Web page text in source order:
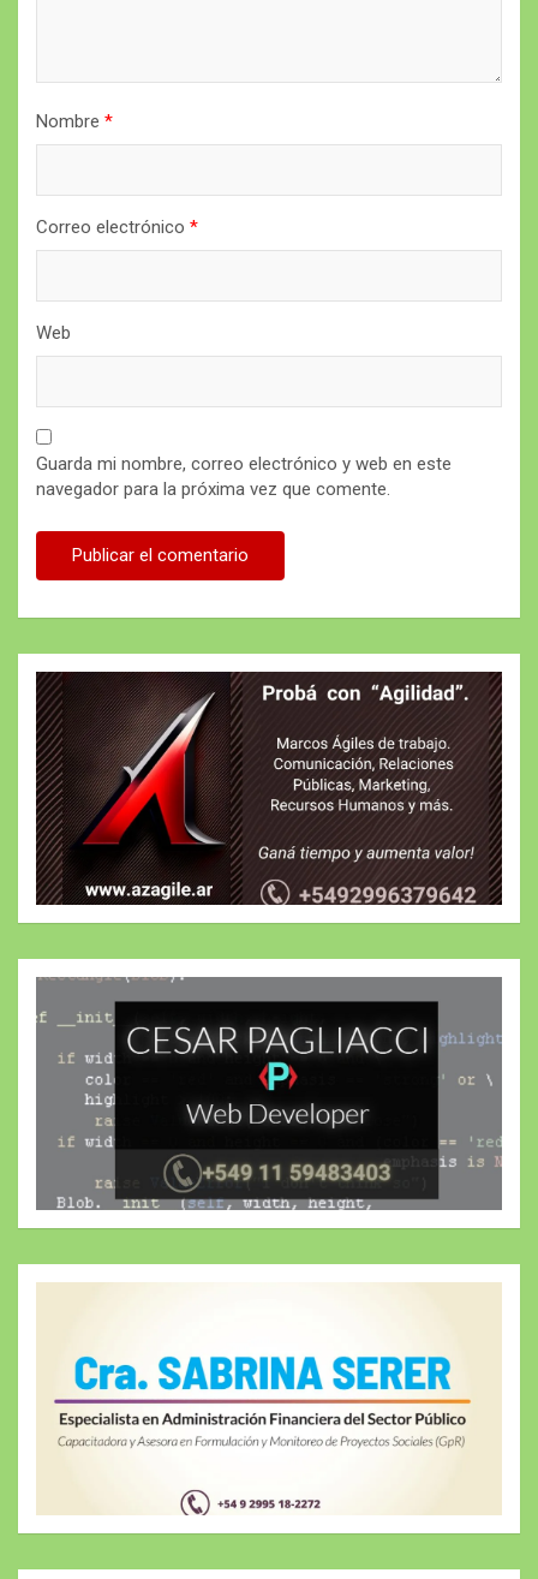
Nombre *
Correo electrónico *
Web
Guarda mi nombre, correo electrónico y web en este
navegador para la próxima vez que comente.